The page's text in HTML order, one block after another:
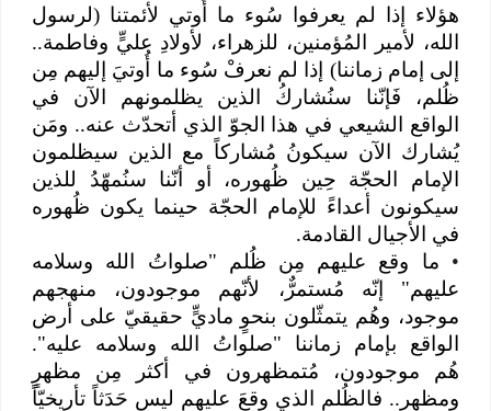
هؤلاء إذا لم يعرفوا سُوء ما أُوتي لأئمتنا (لرسول
الله، لأمير المُؤمنين، للزهراء، لأولادِ عليٍّ وفاطمة..
إلى إمام زماننا) إذا لم نعرفْ سُوء ما أُوتيَ إليهم مِن
ظُلم، فَإنّنا سنُشاركُ الذين يظلمونهم الآن في
الواقع الشيعي في هذا الجوّ الذي أتحدّث عنه.. ومَن
يُشارك الآن سيكونُ مُشاركاً مع الذين سيظلمون
الإمام الحجّة حِين ظُهوره، أو أنّنا سنُمهّدُ للذين
سيكونون أعداءً للإمام الحجّة حينما يكون ظُهوره
في الأجيال القادمة.
•
ما وقع عليهم مِن ظُلم "صلواتُ الله وسلامه
عليهم" إنّه مُستمرٌّ، لأنّهم موجودون، منهجهم
موجود، وهُم يتمثّلون بنحوٍ ماديٍّ حقيقيّ على أرض
الواقع بإمام زماننا "صلواتُ الله وسلامه عليه".
هُم موجودون، مُتمظهرون في أكثر مِن مظهرٍ
ومظهر.. فالظُلم الذي وقعَ عليهم ليس حَدَثاً تأريخيّاً